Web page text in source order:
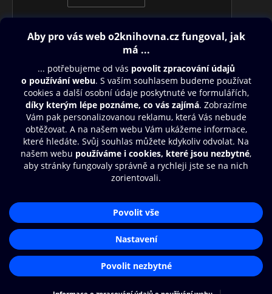
Obsah ke stažení
Moje O2 Knihovna
Další zábava
© O2 Czech Republic a.s.
Zásady zpracování osobních údajů
Nastavení cookies
Aplikace O2 Knihovna
Čti a poslouchej své e-knihy a
audioknihy rychleji a pohodlněji.